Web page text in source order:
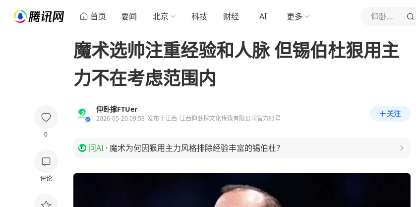
首页 要闻 北京 科技 财经 AI 更多 仰卧撑FTUer
0
评论
魔术选帅注重经验和人脉 但锡伯杜狠用主
力不在考虑范围内
仰卧撑FTUer
2026-05-20 09:53 发布于江西 江西仰卧撑文化传媒有限公司官方账号
关注
问AI · 魔术为何因狠用主力风格排除经验丰富的锡伯杜？